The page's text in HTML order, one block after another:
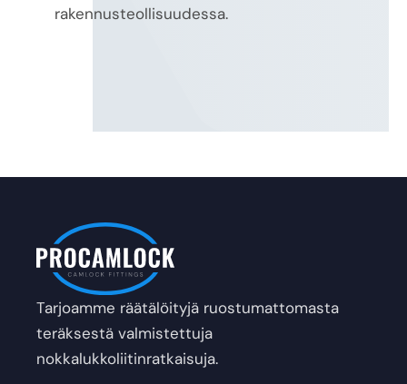
rakennusteollisuudessa.
Tarjoamme räätälöityjä ruostumattomasta
teräksestä valmistettuja
nokkalukkoliitinratkaisuja.